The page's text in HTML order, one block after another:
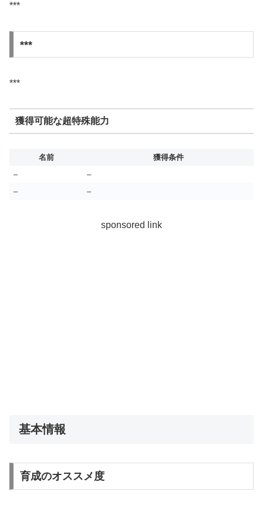
***
***
***
獲得可能な超特殊能力
名前
獲得条件
–
–
–
–
sponsored link
基本情報
育成のオススメ度